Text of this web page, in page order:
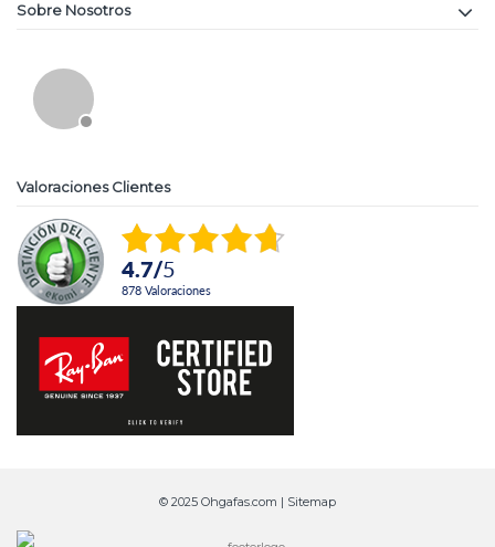
Sobre Nosotros
Valoraciones Clientes
4.7/5
878 Valoraciones
© 2025 Ohgafas.com | Sitemap